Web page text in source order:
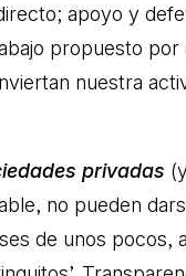
apoyo y
propuesto
nuestra
privadas
no pueden
de unos pocos,